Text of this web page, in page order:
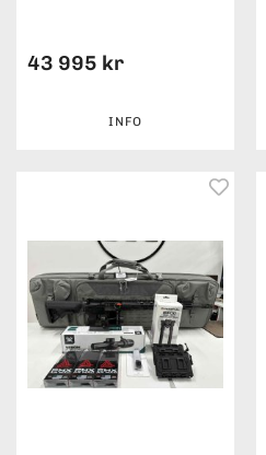
43 995 kr
INFO